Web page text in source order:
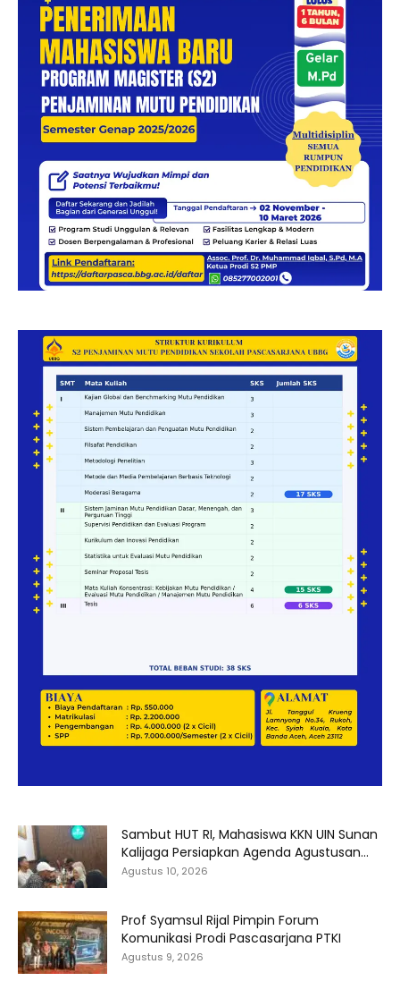
Sambut HUT RI, Mahasiswa KKN UIN Sunan
Kalijaga Persiapkan Agenda Agustusan...
Agustus 10, 2026
Prof Syamsul Rijal Pimpin Forum
Komunikasi Prodi Pascasarjana PTKI
Agustus 9, 2026